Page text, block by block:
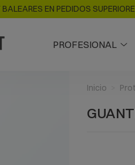
EN PEDIDOS
PROFESIONAL
Inicio